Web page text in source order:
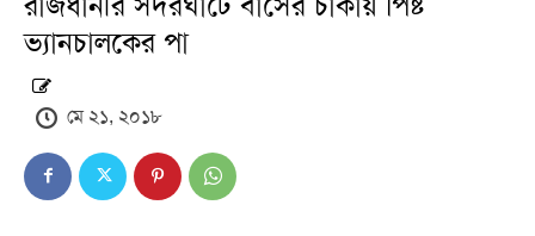
ভ্যানচালকের পা
মে ২১, ২০১৮